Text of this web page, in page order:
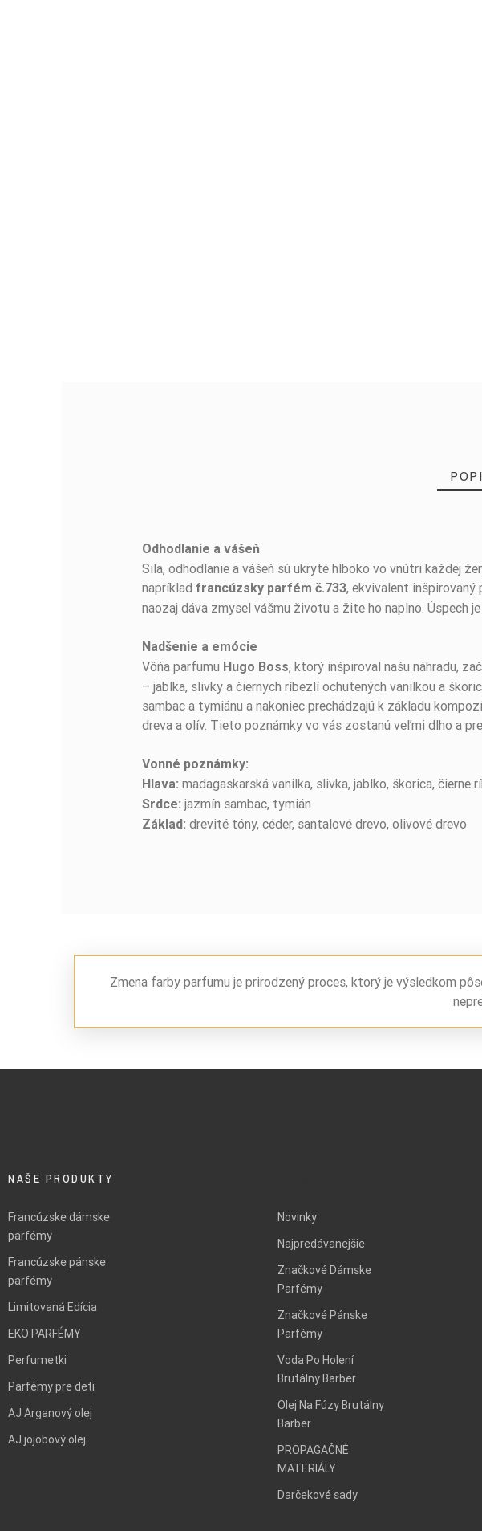
Odhodlanie a vášeň
Sila, odhodlanie a vášeň sú ukryté hlboko vo vnútri každej
napríkladfrancúzsky parfém č.733, ekvivalent inšpirovaný
naozaj dáva zmysel vášmu životu a žite ho naplno. Úspech
Nadšenie a emócie
Vôňa parfumu Hugo Boss, ktorý inšpiroval našu náhradu,
– jablka, slivky a čiernych ríbezlí ochutených vanilkou a
sambac a tymiánu a nakoniec prechádzajú k základu
dreva a olív. Tieto poznámky vo vás zostanú veľmi dlho a
Vonné poznámky:
Hlava:madagaskarská vanilka, slivka, jablko, škorica, čierne
Srdce:jazmín sambac, tymián
Základ:drevité tóny, céder, santalové drevo, olivové drevo
BUĎTE PRVÝ, KTO NAPÍŠE RECENZIU!
Zmena farby parfumu je prirodzený proces, ktorý je výsledkom
NAŠE PRODUKTY
Francúzske dámske
parfémy
Francúzske pánske
parfémy
Limitovaná Edícia
EKO PARFÉMY
Perfumetki
Parfémy pre deti
AJ Arganový olej
AJ jojobový olej
Novinky
Najpredávanejšie
Značkové Dámske
Parfémy
Značkové Pánske
Parfémy
Voda Po Holení
Brutálny Barber
Olej Na Fúzy Brutálny
Barber
PROPAGAČNÉ
MATERIÁLY
Darčekové sady